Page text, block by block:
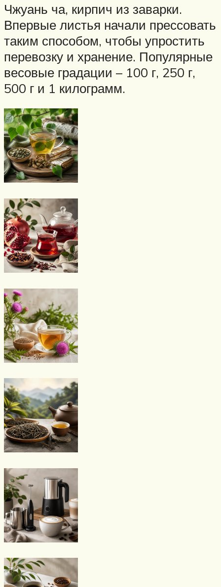
Чжуань ча, кирпич из заварки.
Впервые листья начали прессовать
таким способом, чтобы упростить
перевозку и хранение. Популярные
весовые градации – 100 г, 250 г,
500 г и 1 килограмм.